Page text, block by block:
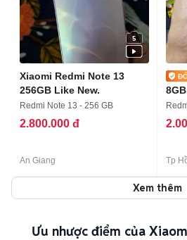
5
Xiaomi Redmi Note 13
256GB Like New.
Redmi Note 13 - 256 GB
2.800.000 đ
An Giang Tp
Xem thêm
Ưu nhược điểm của